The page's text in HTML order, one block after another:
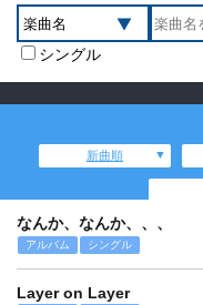
シングル
新曲順
なんか、なんか、、、
アルバム シングル
Layer on Layer